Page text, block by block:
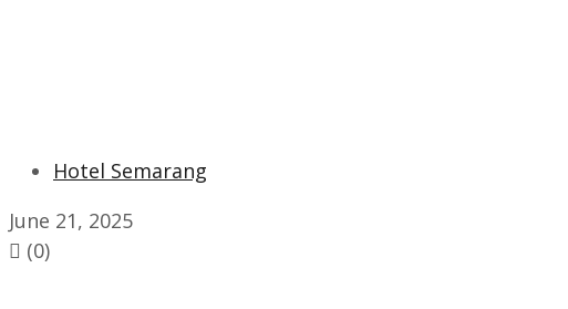
Hotel Semarang
June 21, 2025
(0)